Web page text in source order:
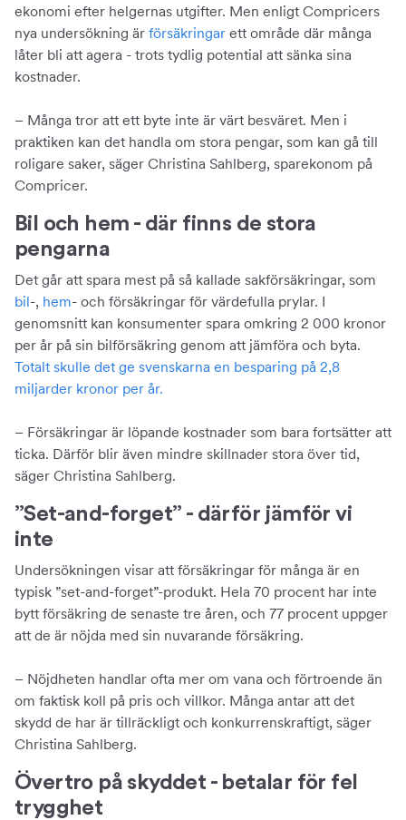
ekonomi efter helgernas utgifter. Men enligt Compricers
nya undersökning är försäkringar ett område där många
låter bli att agera - trots tydlig potential att sänka sina
kostnader.
– Många tror att ett byte inte är värt besväret. Men i
praktiken kan det handla om stora pengar, som kan gå till
roligare saker, säger Christina Sahlberg, sparekonom på
Compricer.
Bil och hem - där finns de stora
pengarna
Det går att spara mest på så kallade sakförsäkringar, som
bil-, hem- och försäkringar för värdefulla prylar. I
genomsnitt kan konsumenter spara omkring 2 000 kronor
per år på sin bilförsäkring genom att jämföra och byta.
Totalt skulle det ge svenskarna en besparing på 2,8
miljarder kronor per år.
– Försäkringar är löpande kostnader som bara fortsätter att
ticka. Därför blir även mindre skillnader stora över tid,
säger Christina Sahlberg.
”Set-and-forget” - därför jämför vi
inte
Undersökningen visar att försäkringar för många är en
typisk ”set-and-forget”-produkt. Hela 70 procent har inte
bytt försäkring de senaste tre åren, och 77 procent uppger
att de är nöjda med sin nuvarande försäkring.
– Nöjdheten handlar ofta mer om vana och förtroende än
om faktisk koll på pris och villkor. Många antar att det
skydd de har är tillräckligt och konkurrenskraftigt, säger
Christina Sahlberg.
Övertro på skyddet - betalar för fel
trygghet